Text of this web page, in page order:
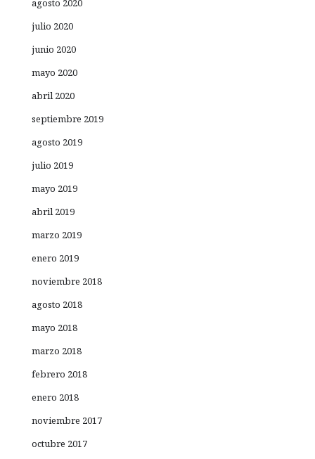
julio 2020
junio 2020
mayo 2020
abril 2020
septiembre 2019
agosto 2019
julio 2019
mayo 2019
abril 2019
marzo 2019
enero 2019
noviembre 2018
agosto 2018
mayo 2018
marzo 2018
febrero 2018
enero 2018
noviembre 2017
octubre 2017